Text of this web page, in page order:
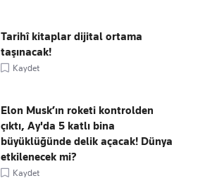
Tarihî kitaplar dijital ortama
taşınacak!
Kaydet
Elon Musk’ın roketi kontrolden
çıktı, Ay'da 5 katlı bina
büyüklüğünde delik açacak! Dünya
etkilenecek mi?
Kaydet